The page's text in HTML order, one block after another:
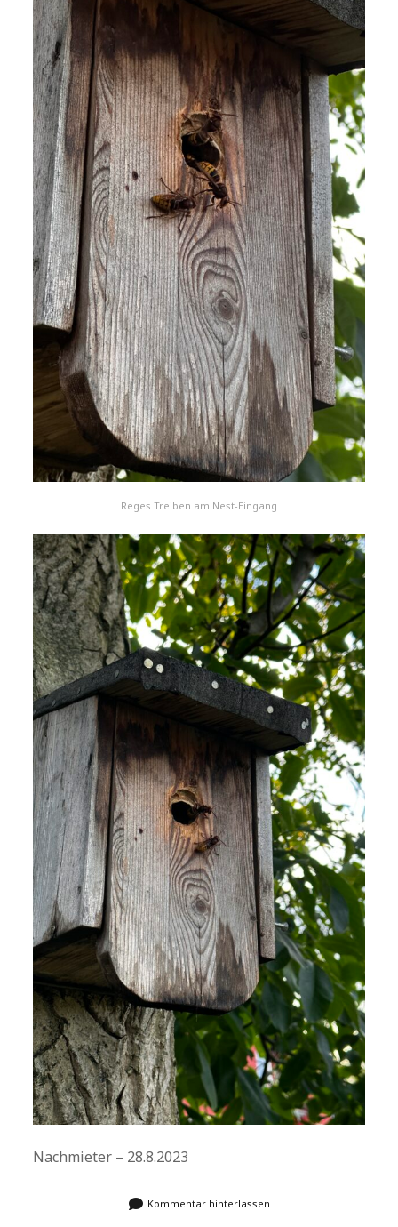
Reges Treiben am Nest-Eingang
Nachmieter – 28.8.2023
Kommentar hinterlassen